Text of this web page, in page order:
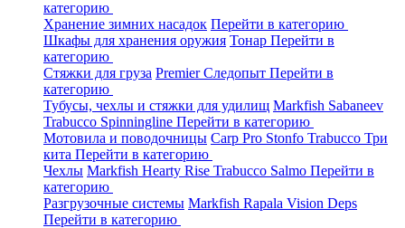
категорию
Хранение зимних насадок Перейти в категорию
Шкафы для хранения оружия Тонар Перейти в
категорию
Стяжки для груза PremierСледопыт Перейти в
категорию
Тубусы, чехлы и стяжки для удилищ Markfish Sabaneev
Trabucco Spinningline Перейти в категорию
Мотовила и поводочницы Carp Pro Stonfo Trabucco Три
кита Перейти в категорию
Чехлы Markfish Hearty Rise Trabucco Salmo Перейти в
категорию
Разгрузочные системы Markfish Rapala Vision Deps
Перейти в категорию